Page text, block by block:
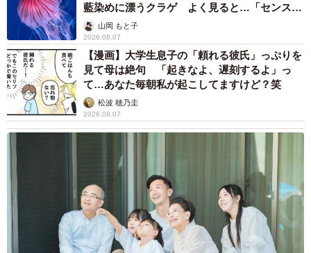
藍染めに漂うクラゲ よく見ると…「センスす
ごい」山岡 もと子
2026.08.07
【漫画】大学生息子の「頼れる彼氏」っぷりを
見て母は絶句 「起きなよ、遅刻するよ」っ
て…あなた毎朝私が起こしてますけど？笑
松波 穂乃圭
2026.08.07